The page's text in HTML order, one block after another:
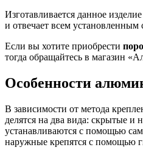
Изготавливается данное
и отвечает всем установленным
Если вы хотите приобрести
тогда обращайтесь в магазин
Особенности
В зависимости от метода
делятся на два вида: скрытые
устанавливаются с помощью
наружные крепятся с помощью